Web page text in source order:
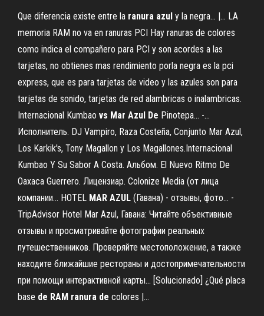
Que diferencia existe entre la ranura azul y la negra... |… LA
memoria RAM no va en ranuras PCI Hay ranuras de colores
como indica el compañero para PCI y son acordes a las
tarjetas, no obtienes mas rendimiento porla negra es la pci
express, que es para tarjetas de video y las azules son para
tarjetas de sonido, tarjetas de red alambricas o inalambricas.
Internacional Kumbao vs Mar Azul De Pinotepa... -…
Исполнитель. DJ Vampiro, Raza Costeña, Conjunto Mar Azul,
Los Karkik's, Tony Magallon y Los Magallones.Internacional
Kumbao Y Su Sabor A Costa. Альбом. El Nuevo Ritmo De
Oaxaca Guerrero. Лицензиар. Colonize Media (от лица
компании... HOTEL MAR AZUL (Гавана) - отзывы, фото... -
TripAdvisor Hotel Mar Azul, Гавана: Читайте объективные
отзывы и просматривайте фотографии реальных
путешественников. Проверяйте местоположение, а также
находите ближайшие рестораны и достопримечательности
при помощи интерактивной карты... [Solucionado] ¿Qué placa
base de RAM ranura de colores |…